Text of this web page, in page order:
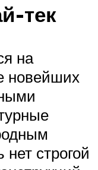
тек
на
новейших
строгой